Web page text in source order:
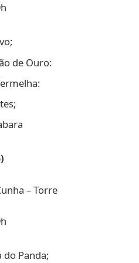
de Ouro:
– Torre
do Panda;